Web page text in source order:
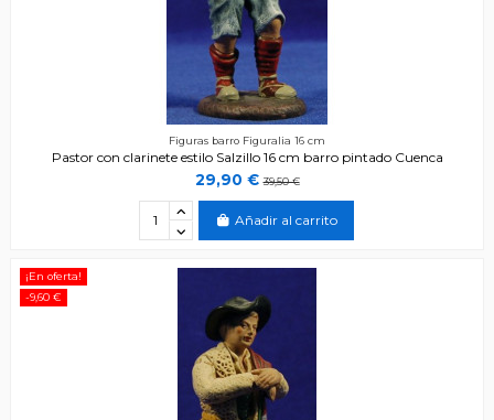
Figuras barro Figuralia 16 cm
Pastor con clarinete estilo Salzillo 16 cm barro pintado Cuenca
29,90 €39,50 €
Añadir al carrito
¡En oferta!
-9,60 €